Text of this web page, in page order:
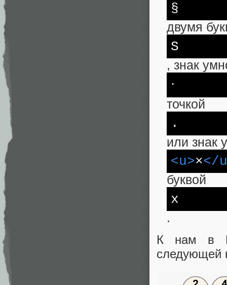
§
двумя
S
, знак
⋅
точкой
.
или знак
<u>×</
буквой
x
.
К нам в
следующей